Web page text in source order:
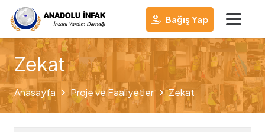
Bağış Yap
Zekat
Anasayfa Proje ve Faaliyetler Zekat